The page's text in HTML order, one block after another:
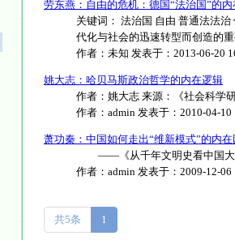
劳东燕：自由的危机：德国“法治国”的
关键词： 法治国 自由 普通法法
代化与社会的迅速转型而创造的
作者： 未知 发表于： 2013-06-20
姚大志：哈贝马斯政治哲学的内在逻辑
作者：姚大志 来源：《社会科学
作者： admin 发表于： 2010-04-10
萧功秦：中国如何走出“维新模式”的内在
——《从千年文明史看中国大
作者： admin 发表于： 2009-12-06
共5条 1